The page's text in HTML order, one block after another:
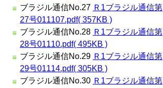
ブラジル通信No.27 Ｒ1ブラジル通信第
27号011107.pdf( 357KB )
ブラジル通信No.28 Ｒ1ブラジル通信第
28号01110.pdf( 495KB )
ブラジル通信No.29 Ｒ1ブラジル通信第
29号01114.pdf( 305KB )
ブラジル通信No.30 Ｒ1ブラジル通信第